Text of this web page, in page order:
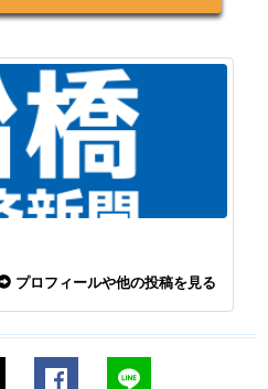
プロフィールや他の投稿を見る